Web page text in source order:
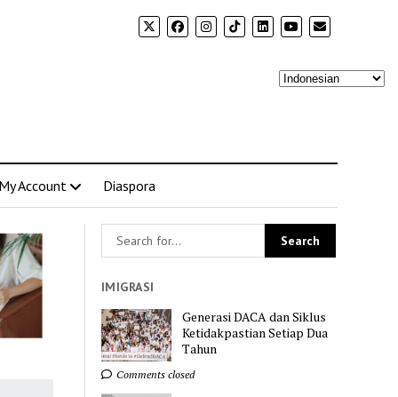
Account Diaspora
IMIGRASI
Generasi DACA dan Siklus
Ketidakpastian Setiap Dua
Tahun
Comments closed